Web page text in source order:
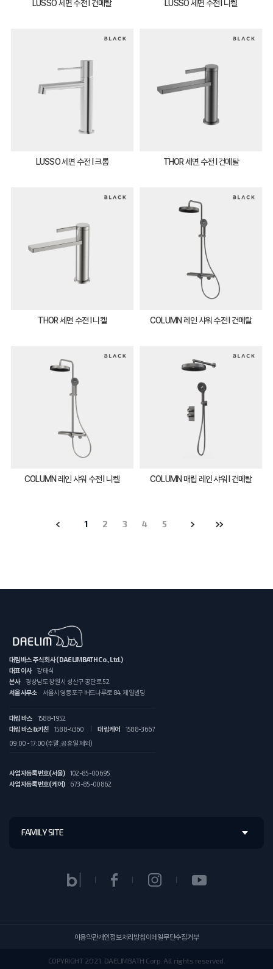
LUSSO 세면 수전 I 건메탈 LUSSO 세면 수전 I 니켈
LUSSO 세면 수전 I 크롬 THOR 세면 수전 I 건메탈
THOR 세면 수전 I 니켈 COLUMN 레인 샤워 수전 I 건메탈
COLUMN 레인 샤워 수전 I 니켈 COLUMN 매립 레인 샤워 I 건메탈
1 2 3 4 5
대림바스 주식회사 (DAELIMBATH Co., Ltd.)
대표이사
강태식
본사
경상남도 창원시 성산구 공단로 52
서울사무소
서울시 영등포구 버드나루로 84, 제일빌딩
대림 바스
1588-1952
대림 바스&키친
1588-4360 대림케어
1588-3667
09:00 - 17:00 (주말, 공휴일 제외)
사업자등록번호(서울)
102-85-00695
사업자등록번호(케어)
673-85-00862
FAMILY SITE
이용약관개인정보처리방침이메일무단수집거부
COPYRIGHT 2021. DAELIMBATH Corp. All rights reserved.